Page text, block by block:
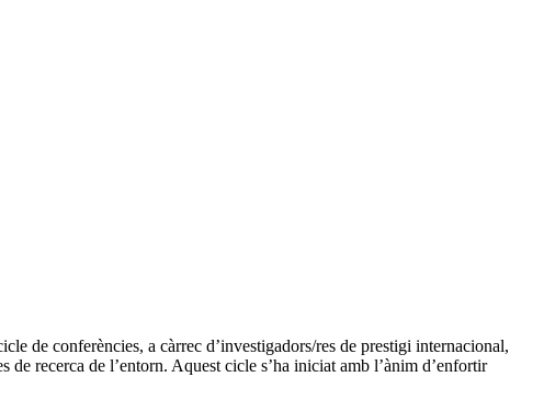
de conferències, a càrrec d’investigadors/res de prestigi internacional,
recerca de l’entorn. Aquest cicle s’ha iniciat amb l’ànim d’enfortir